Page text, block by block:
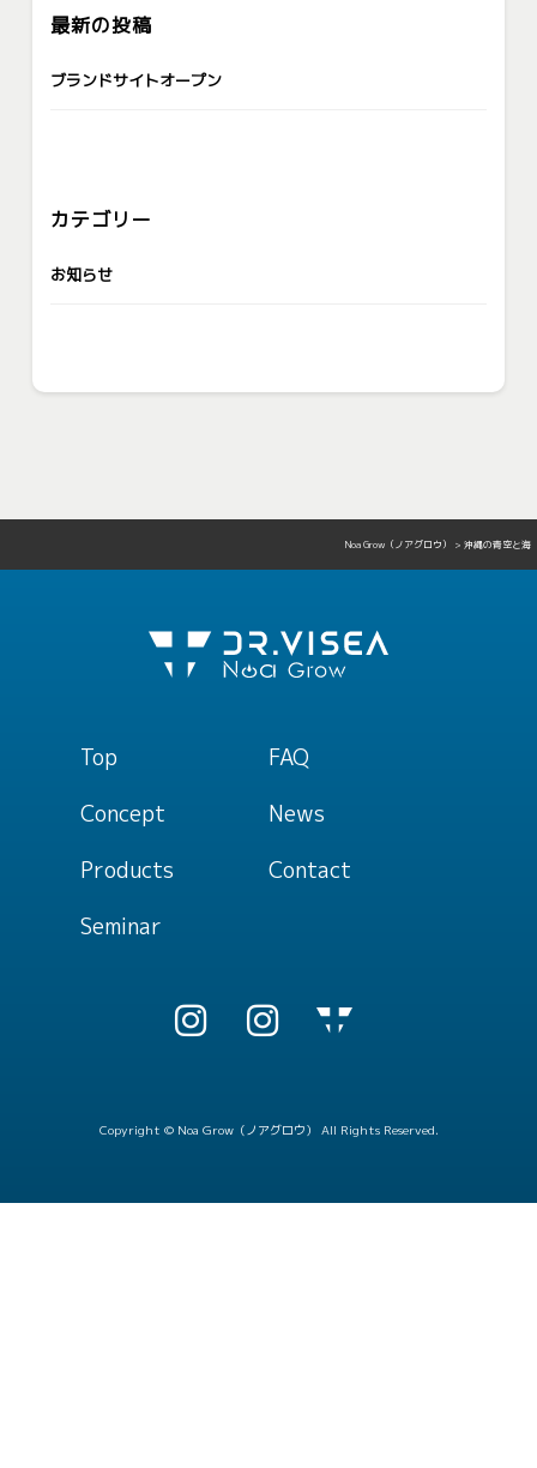
最新の投稿
ブランドサイトオープン
カテゴリー
お知らせ
Noa Grow（ノアグロウ） > 沖縄の青空と海
Top
Concept
Products
Seminar
FAQ
News
Contact
Copyright © Noa Grow（ノアグロウ） All Rights Reserved.